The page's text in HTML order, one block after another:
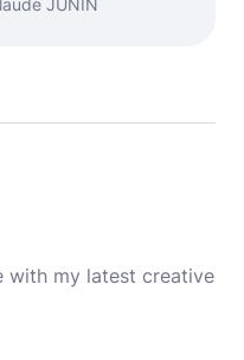
JUNIN
with my latest creative